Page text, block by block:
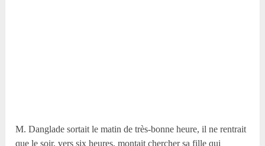
M. Danglade sortait le matin de très-bonne heure, il ne rentrait
que le soir, vers six heures, montait chercher sa fille qui